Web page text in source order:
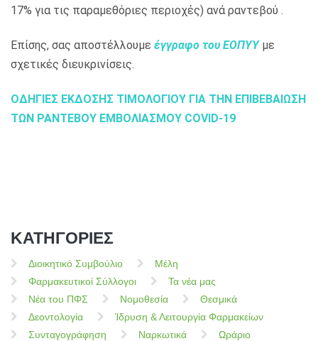
17% για τις παραμεθόριες περιοχές) ανά ραντεβού .
Επίσης, σας αποστέλλουμε έγγραφο του ΕΟΠΥΥμε
σχετικές διευκρινίσεις.
ΟΔΗΓΙΕΣ ΕΚΔΟΣΗΣ ΤIΜΟΛΟΓΙΟΥ ΓΙΑ ΤΗΝ ΕΠΙΒΕΒΑΙΩΣΗ
ΤΩΝ ΡΑΝΤΕΒΟΥ ΕΜΒΟΛΙΑΣΜΟΥ COVID-19
ΚΑΤΗΓΟΡΙΕΣ
Διοικητικό Συμβούλιο
Μέλη
Φαρμακευτικοί Σύλλογοι
Τα νέα μας
Νέα του ΠΦΣ
Νομοθεσία
Θεσμικά
Δεοντολογία
Ίδρυση & Λειτουργία Φαρμακείων
Συνταγογράφηση
Ναρκωτικά
Ωράριο